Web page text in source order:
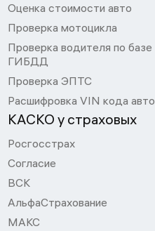
Оценка стоимости авто
Проверка мотоцикла
Проверка водителя по базе
ГИБДД
Проверка ЭПТС
Расшифровка VIN кода авто
КАСКО у страховых
Росгосстрах
Согласие
ВСК
АльфаСтрахование
МАКС